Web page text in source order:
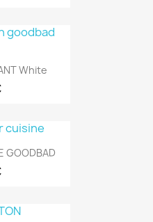
White
GOODBAD